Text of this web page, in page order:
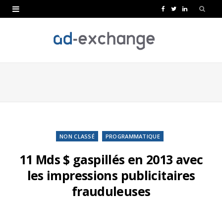
e
T
t
L
k
NON CLASSÉ PROGRAMMATIQUE
11 Mds $ gaspillés en 2013 avec
les impressions publicitaires
frauduleuses